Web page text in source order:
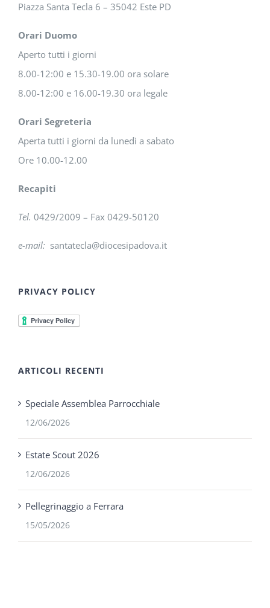
Piazza Santa Tecla 6 – 35042 Este PD
Orari Duomo
Aperto tutti i giorni
8.00-12:00 e 15.30-19.00 ora solare
8.00-12:00 e 16.00-19.30 ora legale
Orari Segreteria
Aperta tutti i giorni da lunedì a sabato
Ore 10.00-12.00
Recapiti
Tel. 0429/2009 – Fax 0429-50120
e-mail: santatecla@diocesipadova.it
PRIVACY POLICY
ARTICOLI RECENTI
Speciale Assemblea Parrocchiale
12/06/2026
Estate Scout 2026
12/06/2026
Pellegrinaggio a Ferrara
15/05/2026